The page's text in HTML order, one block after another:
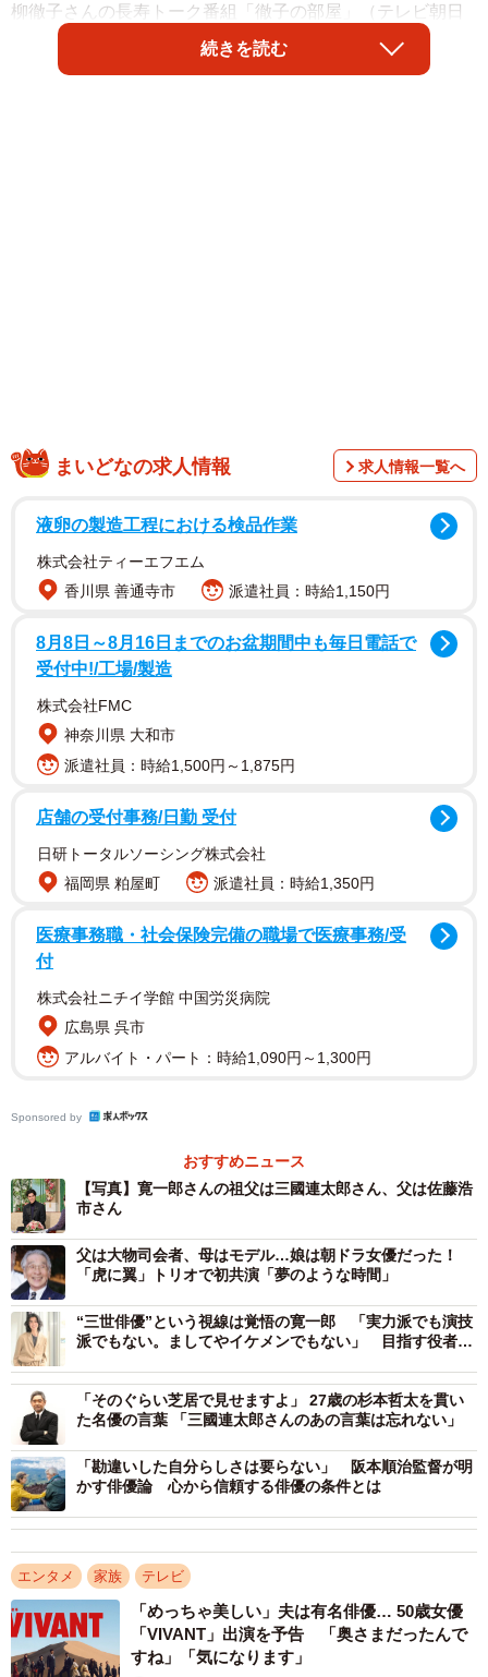
柳徹子さんの長寿トーク番組「徹子の部屋」（テレビ朝日
系、午後1時放送）に初出演します。
デビュー作で50テイクを重ねたという寛一郎さん
そんな寛一郎さんの幼少期の家族の団らんは、映画やドラ
マを父と一緒に見ることだったそうで、父の作品を見て感
想を求められた俳優一家ならではの環境を告白します。
また、父と比較され役者になることへの反発から、役者へ
を重ねた苦労話、父との初共演で珍しくNGを連発する父
が、カメラマンのせいにするユーモラスな舞台裏も披露し
ます。
黒柳徹子さん（右）とトークを展開する寛一郎さん
さらに、祖父や父の過去の出演映像が流れる中、徹子さん
続きを読む
まいどなの求人情報 求人情報一覧へ
液卵の製造工程における検品作業
株式会社ティーエフエム
香川県 善通寺市
派遣社員：時給1,150円
8月8日～8月16日までのお盆期間中も毎日電話で
受付中!/工場/製造
株式会社FMC
神奈川県 大和市
派遣社員：時給1,500円～1,875円
店舗の受付事務/日勤 受付
日研トータルソーシング株式会社
福岡県 粕屋町
派遣社員：時給1,350円
医療事務職・社会保険完備の職場で医療事務/受
付
株式会社ニチイ学館 中国労災病院
広島県 呉市
アルバイト・パート：時給1,090円～1,300円
Sponsored by
おすすめニュース
【写真】寛一郎さんの祖父は三國連太郎さん、父は佐藤浩
市さん
父は大物司会者、母はモデル…娘は朝ドラ女優だった！
「虎に翼」トリオで初共演「夢のような時間」
“三世俳優”という視線は覚悟の寛一郎 「実力派でも演技
派でもない。ましてやイケメンでもない」 目指す役者像
「そのぐらい芝居で見せますよ」 27歳の杉本哲太を貫い
た名優の言葉 「三國連太郎さんのあの言葉は忘れない」
「勘違いした自分らしさは要らない」 阪本順治監督が明
かす俳優論 心から信頼する俳優の条件とは
エンタメ 家族 テレビ
「めっちゃ美しい」夫は有名俳優… 50歳女優
「VIVANT」出演を予告 「奥さまだったんで
すね」「気になります」